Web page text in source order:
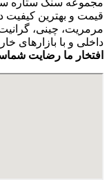
قیمت و بهترین
مرمریت، چینی،
داخلی و با بازارهای
افتخار ما رضایت